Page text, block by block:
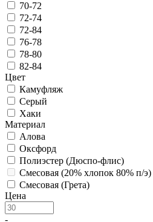
70-72
72-74
72-84
76-78
78-80
82-84
Цвет
Камуфляж
Серый
Хаки
Материал
Алова
Оксфорд
Полиэстер (Дюспо-флис)
Смесовая (20% хлопок 80% п/э)
Смесовая (Грета)
Цена
-